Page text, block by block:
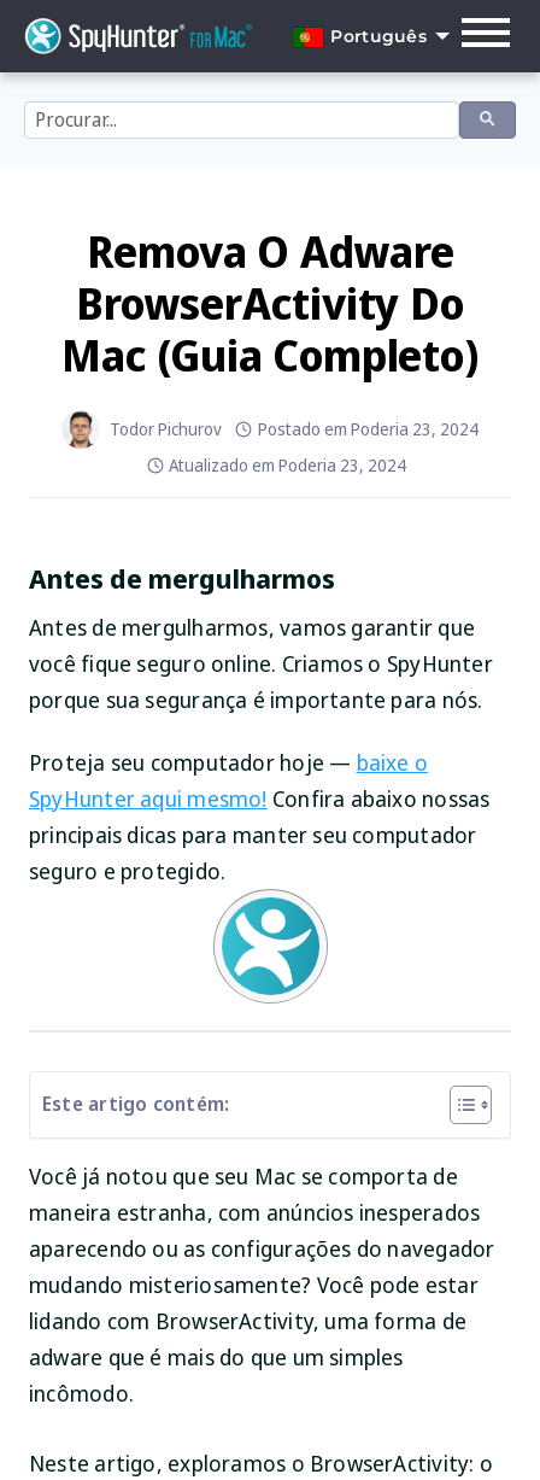
content
Português
English
Français
Italiano
Nederlands
Norsk
Português
Remova O Adware
BrowserActivity Do
Mac (Guia Completo)
Todor Pichurov Postado em Poderia 23, 2024
Atualizado em Poderia 23, 2024
Antes de mergulharmos
Antes de mergulharmos, vamos garantir que
você fique seguro online. Criamos o SpyHunter
porque sua segurança é importante para nós.
Proteja seu computador hoje — baixe o
SpyHunter aqui mesmo! Confira abaixo nossas
principais dicas para manter seu computador
seguro e protegido.
Este artigo contém:
Você já notou que seu Mac se comporta de
maneira estranha, com anúncios inesperados
aparecendo ou as configurações do navegador
mudando misteriosamente? Você pode estar
lidando com BrowserActivity, uma forma de
adware que é mais do que um simples
incômodo.
Neste artigo, exploramos o BrowserActivity: o